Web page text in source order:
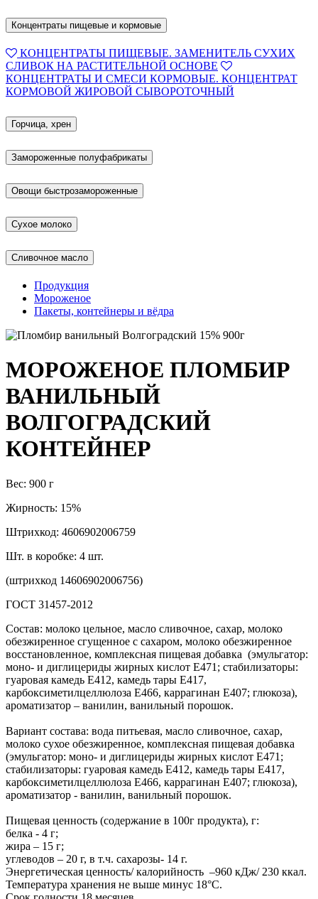
Концентраты пищевые и кормовые
КОНЦЕНТРАТЫ ПИЩЕВЫЕ. ЗАМЕНИТЕЛЬ СУХИХ
СЛИВОК НА РАСТИТЕЛЬНОЙ ОСНОВЕ
КОНЦЕНТРАТЫ И СМЕСИ КОРМОВЫЕ. КОНЦЕНТРАТ
КОРМОВОЙ ЖИРОВОЙ СЫВОРОТОЧНЫЙ
Горчица, хрен
Замороженные полуфабрикаты
Овощи быстрозамороженные
Сухое молоко
Сливочное масло
Продукция
Мороженое
Пакеты, контейнеры и вёдра
МОРОЖЕНОЕ ПЛОМБИР
ВАНИЛЬНЫЙ
ВОЛГОГРАДСКИЙ
КОНТЕЙНЕР
Вес: 900 г
Жирность: 15%
Штрихкод: 4606902006759
Шт. в коробке: 4 шт.
(штрихкод 14606902006756)
ГОСТ 31457-2012
Состав: молоко цельное, масло сливочное, сахар, молоко
обезжиренное сгущенное с сахаром, молоко обезжиренное
восстановленное, комплексная пищевая добавка (эмульгатор:
моно- и диглицериды жирных кислот Е471; стабилизаторы:
гуаровая камедь Е412, камедь тары Е417,
карбоксиметилцеллюлоза Е466, каррагинан Е407; глюкоза),
ароматизатор – ванилин, ванильный порошок.
Вариант состава: вода питьевая, масло сливочное, сахар,
молоко сухое обезжиренное, комплексная пищевая добавка
(эмульгатор: моно- и диглицериды жирных кислот Е471;
стабилизаторы: гуаровая камедь Е412, камедь тары Е417,
карбоксиметилцеллюлоза Е466, каррагинан Е407; глюкоза),
ароматизатор - ванилин, ванильный порошок.
Пищевая ценность (содержание в 100г продукта), г:
белка - 4 г;
жира – 15 г;
углеводов – 20 г, в т.ч. сахарозы- 14 г.
Энергетическая ценность/ калорийность –960 кДж/ 230 ккал.
Температура хранения не выше минус 18°С.